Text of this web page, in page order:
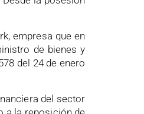
empresa que en
de bienes y
del 24 de enero
del sector